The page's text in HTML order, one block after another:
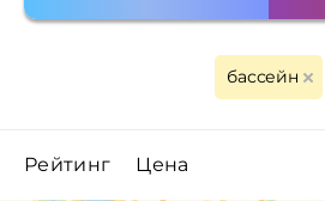
бассейн
Рейтинг Цена